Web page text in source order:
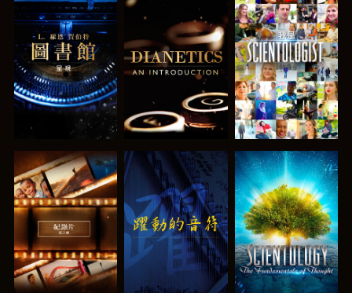
探索系列節目 探索系列節目 觀看
探索系列節目 觀看 探索系列節目